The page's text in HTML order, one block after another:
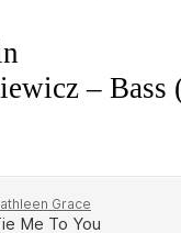
– Bass